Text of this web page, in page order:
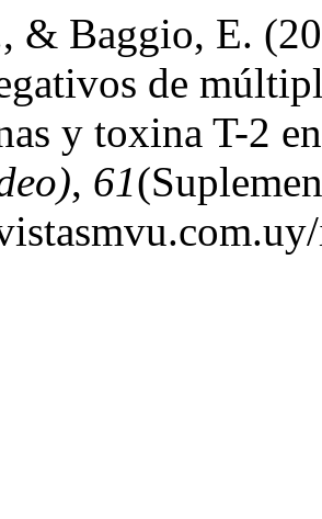
& Baggio, E.
de
y toxina T-2
, 61